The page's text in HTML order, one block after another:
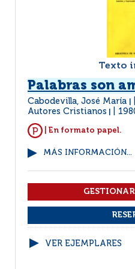
Texto
Palabras son
Cabodevilla, José María
Autores Cristianos
| En formato papel.
MÁS INFORMACIÓN...
VER EJEMPLARES